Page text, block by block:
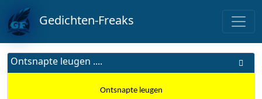
Gedichten-Freaks
Ontsnapte leugen ....
Ontsnapte leugen